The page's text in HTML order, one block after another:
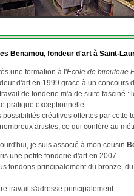
Benamou, fondeur d'art à Saint-
une formation à l'Ecole de bijouterie
d'art en 1999 grace à un concours
de fonderie m'a de suite fasciné :
pratique exceptionnelle.
possibilités créatives offertes par cette
artistes, ce qui confère au
je suis associé à mon cousin
une petite fonderie d'art en 2007.
fondons principalement du bronze,
travail s'adresse principalement :